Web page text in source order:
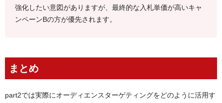
強化したい意図がありますが、最終的な入札単価が高いキャ
ンペーンBの方が優先されます。
まとめ
part2では実際にオーディエンスターゲティングをどのように活用す